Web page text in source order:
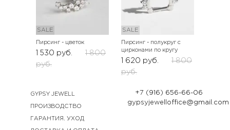
SALE
Пирсинг - цветок
1 530 руб.
1 800
руб.
SALE
Пирсинг - полукруг с
цирконами по кругу
1 620 руб.
1 800
руб.
GYPSY JEWELL
ПРОИЗВОДСТВО
ГАРАНТИЯ. УХОД
+7 (916) 656-66-06
gypsyjewelloffice@gmail.com